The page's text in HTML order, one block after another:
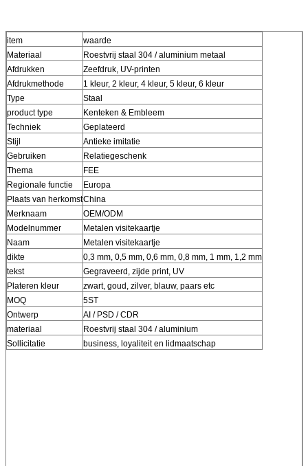
item
waarde
Materiaal
Roestvrij staal 304 / aluminium metaal
Afdrukken
Zeefdruk, UV-printen
Afdrukmethode
1 kleur, 2 kleur, 4 kleur, 5 kleur, 6 kleur
Type
Staal
product type
Kenteken & Embleem
Techniek
Geplateerd
Stijl
Antieke imitatie
Gebruiken
Relatiegeschenk
Thema
FEE
Regionale functie
Europa
Plaats van herkomstChina
Merknaam
OEM/ODM
Modelnummer
Metalen visitekaartje
Naam
Metalen visitekaartje
dikte
0,3 mm, 0,5 mm, 0,6 mm, 0,8 mm, 1 mm, 1,2 mm
tekst
Gegraveerd, zijde print, UV
Plateren kleur
zwart, goud, zilver, blauw, paars etc
MOQ
5ST
Ontwerp
AI / PSD / CDR
materiaal
Roestvrij staal 304 / aluminium
Sollicitatie
business, loyaliteit en lidmaatschap